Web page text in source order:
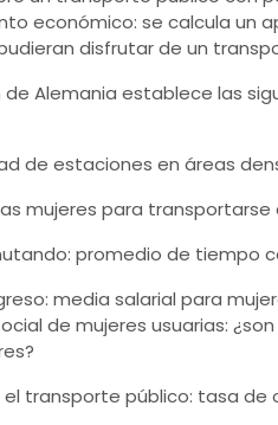
económico: se calcula un
disfrutar de un
de Alemania establece las
de estaciones en áreas
mujeres para transportarse
promedio de tiempo
media salarial para
de mujeres usuarias:
transporte público: tasa